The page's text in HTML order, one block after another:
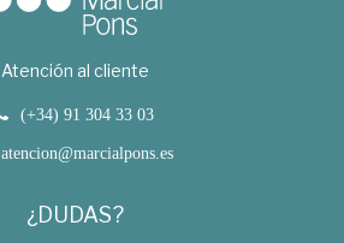
Atención al cliente
(+34) 91 304 33 03
atencion@marcialpons.es
¿DUDAS?